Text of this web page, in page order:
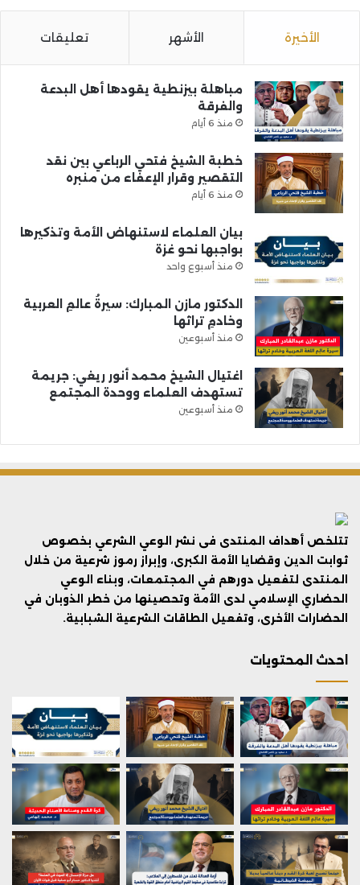
الأخيرة الأشهر تعليقات
مباهلة بيزنطية يقودها أهل البدعة
والفرقة
منذ 6 أيام
خطبة الشيخ فتحي الرباعي بين نقد
التقصير وقرار الإعفاء من منبره
منذ 6 أيام
بيان العلماء لاستنهاض الأمة وتذكيرها
بواجبها نحو غزة
منذ أسبوع واحد
الدكتور مازن المبارك: سيرةُ عالمِ العربية
وخادمِ تراثها
منذ أسبوعين
اغتيال الشيخ محمد أنور ريغي: جريمة
تستهدف العلماء ووحدة المجتمع
منذ أسبوعين
تتلخص أهداف المنتدى فى نشر الوعي الشرعي بخصوص
ثوابت الدين وقضايا الأمة الكبرى، وإبراز رموز شرعية من خلال
المنتدى لتفعيل دورهم في المجتمعات، وبناء الوعي
الحضاري الإسلامي لدى الأمة وتحصينها من خطر الذوبان في
الحضارات الأخرى، وتفعيل الطاقات الشرعية الشبابية.
احدث المحتويات